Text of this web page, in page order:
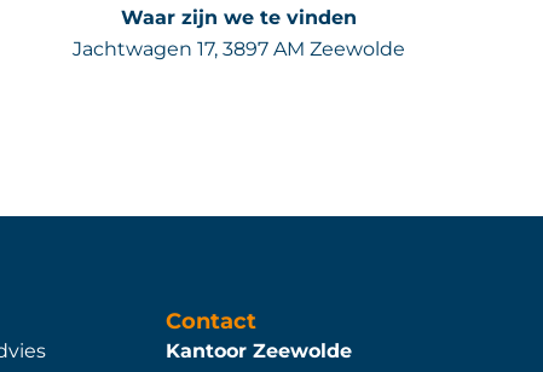
Waar zijn we te vinden
Jachtwagen 17, 3897 AM Zeewolde
Contact
Kantoor Zeewolde